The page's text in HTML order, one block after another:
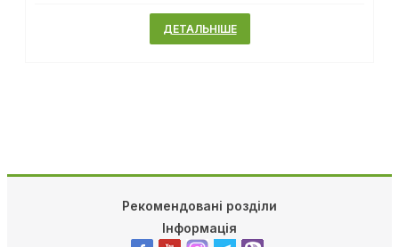
ДЕТАЛЬНІШЕ
Рекомендовані розділи
Інформація